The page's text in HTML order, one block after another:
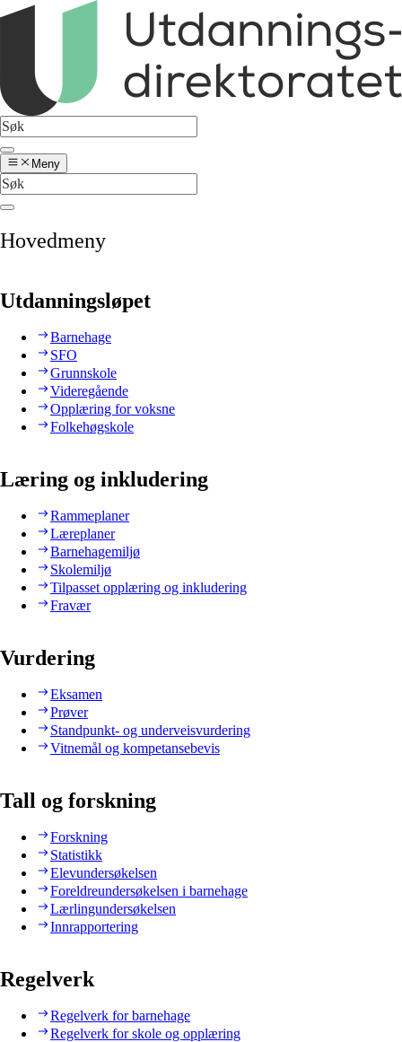
Meny
Hovedmeny
Utdanningsløpet
Barnehage
SFO
Grunnskole
Videregående
Opplæring for voksne
Folkehøgskole
Læring og inkludering
Rammeplaner
Læreplaner
Barnehagemiljø
Skolemiljø
Tilpasset opplæring og inkludering
Fravær
Vurdering
Eksamen
Prøver
Standpunkt- og underveisvurdering
Vitnemål og kompetansebevis
Tall og forskning
Forskning
Statistikk
Elevundersøkelsen
Foreldreundersøkelsen i barnehage
Lærlingundersøkelsen
Innrapportering
Regelverk
Regelverk for barnehage
Regelverk for skole og opplæring